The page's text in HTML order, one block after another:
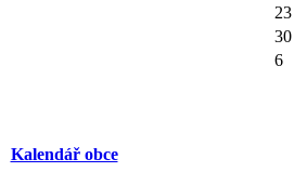
23
30
6
Kalendář obce